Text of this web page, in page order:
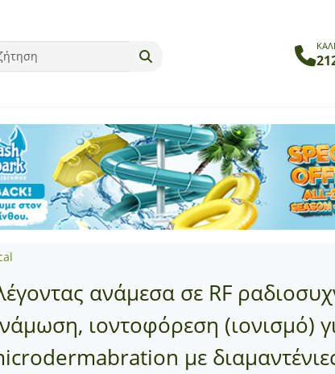
ανάμεσα σε RF
ιοντοφόρεση (ιονισμό)
με